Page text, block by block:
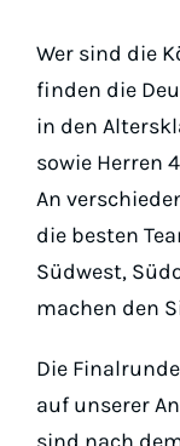
Wer sind die
finden die
in den
sowie Herren
An
die besten
Südwest,
machen den
Die
auf unserer